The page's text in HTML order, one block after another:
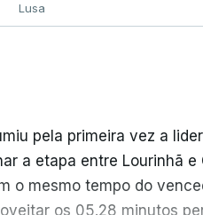
Lusa
pela primeira vez a
a etapa entre Lourinhã e
o mesmo tempo do
os 05.28 minutos